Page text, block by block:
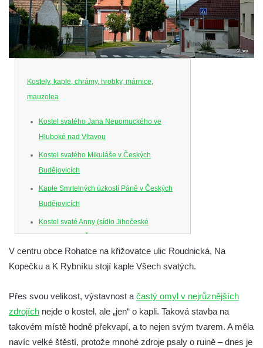
Kostely, kaple, chrámy, hrobky, márnice,
mauzolea
Kostel svatého Jana Nepomuckého ve
Hluboké nad Vltavou
Kostel svatého Mikuláše v Českých
Budějovicích
Kaple Smrtelných úzkostí Páně v Českých
Budějovicích
Kostel svaté Anny (sídlo Jihočeské
filharmonie) v Českých Budějovicích
Kostel svaté Rodiny v Českých
Budějovicích
dominikánů v Českých Budějovicích
Kostel Všech svatých v Kamenném Újezdě
Kaple na křižovatce ulic Budějovická a
V centru obce Rohatce na křižovatce ulic Roudnická, Na
Kopečku a K Rybníku stojí kaple Všech svatých.
Přes svou velikost, výstavnost a častý omyl v nejrůznějších
zdrojích nejde o kostel, ale „jen“ o kapli. Taková stavba na
takovém místě hodně překvapí, a to nejen svým tvarem. A měla
navíc velké štěstí, protože mnohé zdroje psaly o ruině – dnes je